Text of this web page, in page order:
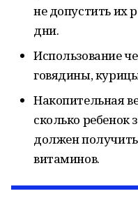
не допустить их
дни.
Использование
говядины,
Накопительная
сколько ребенок
должен получить
витаминов.